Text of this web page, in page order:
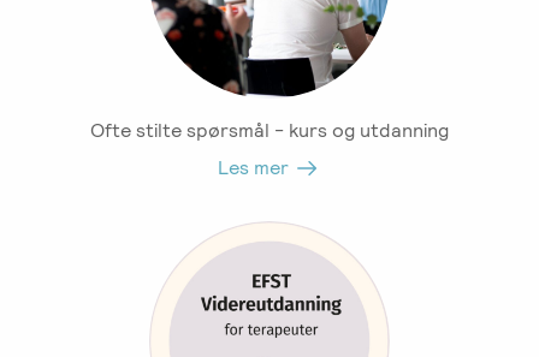
Ofte stilte spørsmål - kurs og utdanning
Les mer